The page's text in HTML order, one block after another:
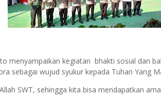
menyampaikan kegiatan bhakti sosial dan
sebagai wujud syukur kepada Tuhan Yang
SWT, sehingga kita bisa mendapatkan